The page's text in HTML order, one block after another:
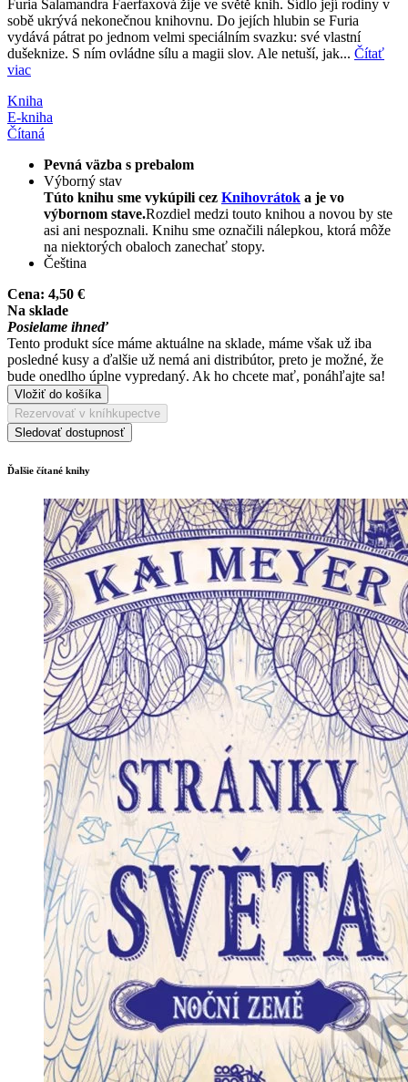
Furia Salamandra Faerfaxová žije ve světě knih. Sídlo její rodiny v
sobě ukrývá nekonečnou knihovnu. Do jejích hlubin se Furia
vydává pátrat po jednom velmi speciálním svazku: své vlastní
dušeknize. S ním ovládne sílu a magii slov. Ale netuší, jak... Čítať
viac
Kniha
E-kniha
Čítaná
Pevná väzba s prebalom
Výborný stav
Túto knihu sme vykúpili cez Knihovrátok a je vo
výbornom stave.Rozdiel medzi touto knihou a novou by ste
asi ani nespoznali. Knihu sme označili nálepkou, ktorá môže
na niektorých obaloch zanechať stopy.
Čeština
Cena: 4,50 €
Na sklade
Posielame ihneď
Tento produkt síce máme aktuálne na sklade, máme však už iba
posledné kusy a ďalšie už nemá ani distribútor, preto je možné, že
bude onedlho úplne vypredaný. Ak ho chcete mať, ponáhľajte sa!
Vložiť do košíka
Rezervovať v kníhkupectve
Sledovať dostupnosť
Ďalšie čítané knihy